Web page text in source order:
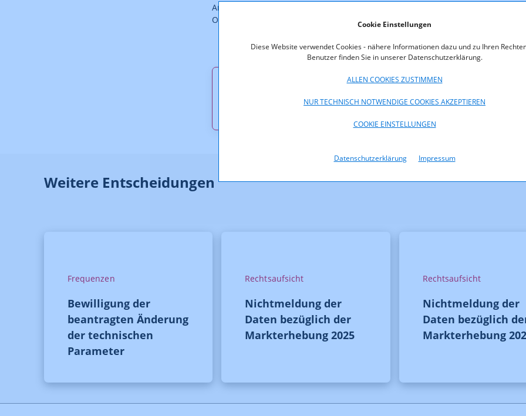
Cookie Einstellungen
Diese Website verwendet Cookies - nähere Informationen dazu und zu Ihren
Benutzer finden Sie in unserer Datenschutzerklärung.
ALLEN COOKIES ZUSTIMMEN
NUR TECHNISCH NOTWENDIGE COOKIES AKZEPTIEREN
COOKIE EINSTELLUNGEN
Datenschutzerklärung Impressum
Anmerkung: Das Format des veröffentlichten Bescheides entspricht nicht dem
Original.
Weitere Entscheidungen
Frequenzen
Bewilligung der
beantragten Änderung
der technischen
Parameter
Rechtsaufsicht
Nichtmeldung der
Daten bezüglich der
Markterhebung 2025
Rechtsaufsicht
Nichtmeldung der
Daten bezüglich
Markterhebung